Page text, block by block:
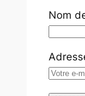
Nom